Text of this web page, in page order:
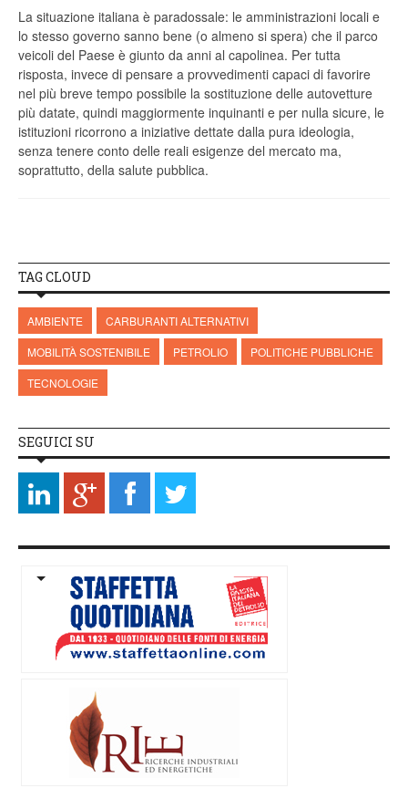
La situazione italiana è paradossale: le amministrazioni locali e
lo stesso governo sanno bene (o almeno si spera) che il parco
veicoli del Paese è giunto da anni al capolinea. Per tutta
risposta, invece di pensare a provvedimenti capaci di favorire
nel più breve tempo possibile la sostituzione delle autovetture
più datate, quindi maggiormente inquinanti e per nulla sicure, le
istituzioni ricorrono a iniziative dettate dalla pura ideologia,
senza tenere conto delle reali esigenze del mercato ma,
soprattutto, della salute pubblica.
TAG CLOUD
AMBIENTE
CARBURANTI ALTERNATIVI
MOBILITÀ SOSTENIBILE
PETROLIO
POLITICHE PUBBLICHE
TECNOLOGIE
SEGUICI SU